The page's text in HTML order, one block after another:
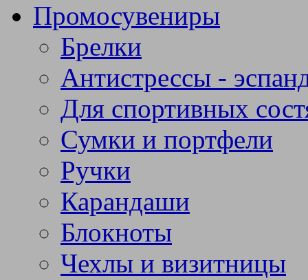
Промосувениры
Брелки
Антистрессы -
Для спортивных
Сумки и портфели
Ручки
Карандаши
Блокноты
Чехлы и визитницы